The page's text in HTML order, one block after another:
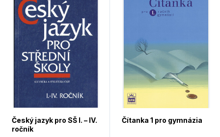
Český jazyk pro SŠ I. – IV.
ročník
Čítanka 1 pro gymnázia